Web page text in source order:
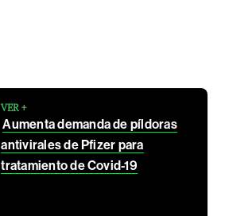
VER +
Aumenta demanda de píldoras
antivirales de Pfizer para
tratamiento de Covid-19